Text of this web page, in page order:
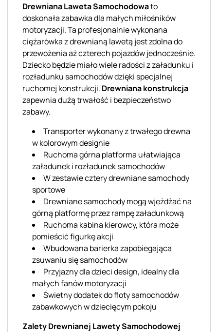
Drewniana Laweta Samochodowato
doskonała zabawka dla małych miłośników
motoryzacji. Ta profesjonalnie wykonana
ciężarówka z drewnianą lawetą jest zdolna do
przewożenia aż czterech pojazdów jednocześnie.
Dziecko będzie miało wiele radości z załadunku i
rozładunku samochodów dzięki specjalnej
ruchomej konstrukcji. Drewniana konstrukcja
zapewnia dużą trwałość i bezpieczeństwo
zabawy.
Transporter wykonany z trwałego drewna
w kolorowym designie
Ruchoma górna platforma ułatwiająca
załadunek i rozładunek samochodów
W zestawie cztery drewniane samochody
sportowe
Drewniane samochody mogą wjeżdżać na
górną platformę przez rampę załadunkową
Ruchoma kabina kierowcy, która może
pomieścić figurkę akcji
Wbudowana barierka zapobiegająca
zsuwaniu się samochodów
Przyjazny dla dzieci design, idealny dla
małych fanów motoryzacji
Świetny dodatek do floty samochodów
zabawkowych w dziecięcym pokoju
Zalety Drewnianej Lawety Samochodowej